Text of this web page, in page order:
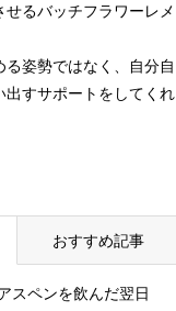
るバッチフラワーレメ
姿勢ではなく、自分自
出すサポートをしてくれ
おすすめ記事
スペンを飲んだ翌日